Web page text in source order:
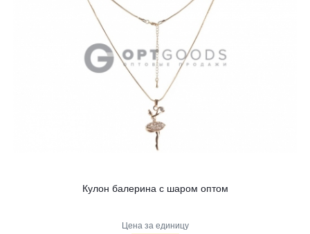
Кулон балерина с шаром оптом
Цена за единицу